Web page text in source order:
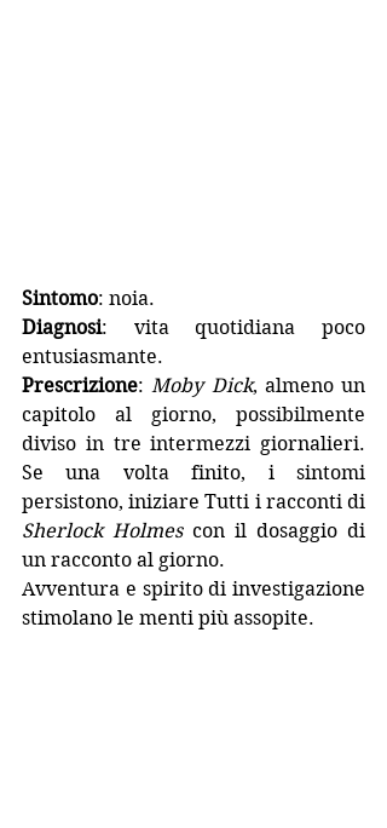
Sintomo: noia.
Diagnosi: vita quotidiana poco
entusiasmante.
Prescrizione: Moby Dick, almeno un
capitolo al giorno, possibilmente
diviso in tre intermezzi giornalieri.
Se una volta finito, i sintomi
Sherlock Holmes con il dosaggio di
un racconto al giorno.
Avventura e spirito di investigazione
stimolano le menti più assopite.